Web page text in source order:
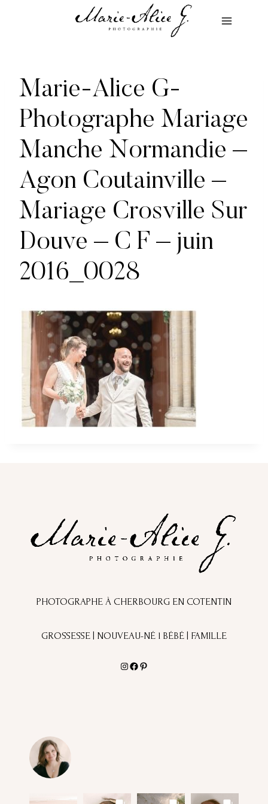
Marie-Alice G-
Photographe Mariage
Manche Normandie –
Agon Coutainville –
Mariage Crosville Sur
Douve – C F – juin
2016_0028
PHOTOGRAPHE À CHERBOURG EN COTENTIN
GROSSESSE | NOUVEAU-NÉ l BÉBÉ | FAMILLE
Instagram
Facebook
Pinterest